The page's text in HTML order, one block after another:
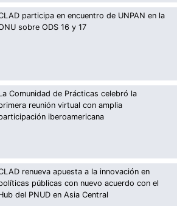
participa en encuentro de UNPAN en la
sobre ODS 16 y 17
Comunidad de Prácticas celebró la
reunión virtual con amplia
iberoamericana
renueva apuesta a la innovación en
públicas con nuevo acuerdo con el
del PNUD en Asia Central